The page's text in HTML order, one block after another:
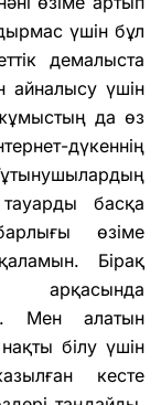
үшін бұл
демалыста
айналысу үшін
да өз
дүкеннің
басқа
өзіме
Бірақ
арқасында
Мен алатын
білу үшін
кесте